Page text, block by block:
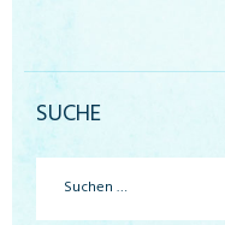
SUCHE
nach: